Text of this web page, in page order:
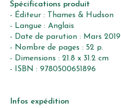
Spécifications produit
- Éditeur :
Thames & Hudson
- Langue : Anglais
- Date de parution : Mars 2019
- Nombre de pages : 52 p.
- Dimensions : 21.8 x 31.2 cm
- ISBN : 9780500651896
Infos expédition